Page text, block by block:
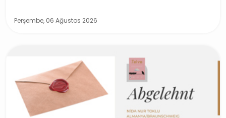
Perşembe, 06 Ağustos 2026